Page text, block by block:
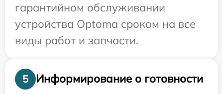
гарантийном обслуживании
устройства Optoma сроком на все
виды работ и запчасти.
5
Информирование о готовности